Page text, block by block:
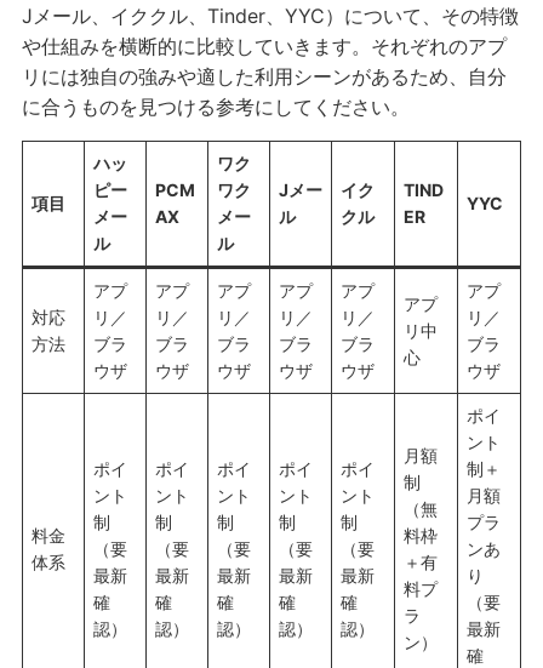
Jメール、イククル、Tinder、YYC）について、その特徴
や仕組みを横断的に比較していきます。それぞれのアプ
リには独自の強みや適した利用シーンがあるため、自分
に合うものを見つける参考にしてください。
項目
ハッ
ピー
メー
ル
PCM
AX
ワク
ワク
メー
ル
Jメー
ル
イク
クル
TIND
ER
YYC
対応
方法
アプ
リ／
ブラ
ウザ
アプ
リ／
ブラ
ウザ
アプ
リ／
ブラ
ウザ
アプ
リ／
ブラ
ウザ
アプ
リ／
ブラ
ウザ
アプ
リ中
心
アプ
リ／
ブラ
ウザ
料金
体系
ポイ
ント
制
（要
最新
確
認）
ポイ
ント
制
（要
最新
確
認）
ポイ
ント
制
（要
最新
確
認）
ポイ
ント
制
（要
最新
確
認）
ポイ
ント
制
（要
最新
確
認）
月額
制
（無
料枠
＋有
料プ
ラ
ン）
ポイ
ント
制＋
月額
プラ
ンあ
り
（要
最新
確